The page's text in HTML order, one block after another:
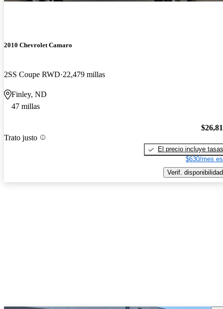
2010 Chevrolet Camaro
2SS Coupe RWD 22,479 millas
Finley, ND
47 millas
Trato justo
El precio incluye tasas
$630/mes
Verif. disponibilidad